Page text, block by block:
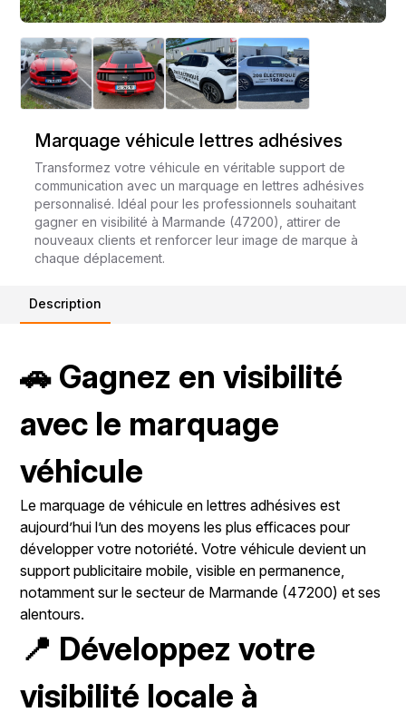
Marquage véhicule lettres adhésives
Transformez votre véhicule en véritable support de
communication avec un marquage en lettres adhésives
personnalisé. Idéal pour les professionnels souhaitant
gagner en visibilité à Marmande (47200), attirer de
nouveaux clients et renforcer leur image de marque à
chaque déplacement.
Description
🚗 Gagnez en visibilité
avec le marquage
véhicule
Le marquage de véhicule en lettres adhésives est
aujourd’hui l’un des moyens les plus efficaces pour
développer votre notoriété. Votre véhicule devient un
support publicitaire mobile, visible en permanence,
notamment sur le secteur de Marmande (47200) et ses
alentours.
📍 Développez votre
visibilité locale à